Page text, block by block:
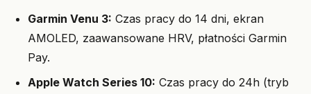
Garmin Venu 3: Czas pracy do 14 dni, ekran
AMOLED, zaawansowane HRV, płatności Garmin
Pay.
Apple Watch Series 10: Czas pracy do 24h (tryb